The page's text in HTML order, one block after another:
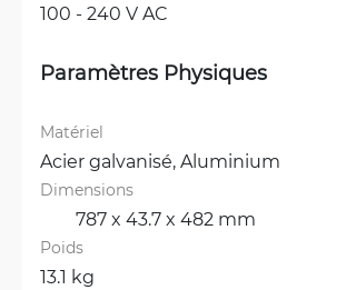
100 - 240 V AC
Paramètres Physiques
Matériel
Acier galvanisé, Aluminium
Dimensions
	787 x 43.7 x 482 mm
Poids
13.1 kg